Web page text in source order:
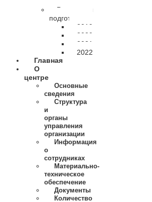
Результаты
подготовки
2019
2020
2021
2022
Главная
О
центре
Основные
сведения
Структура
и
органы
управления
организации
Информация
о
сотрудниках
Материально-
техническое
обеспечение
Документы
Количество